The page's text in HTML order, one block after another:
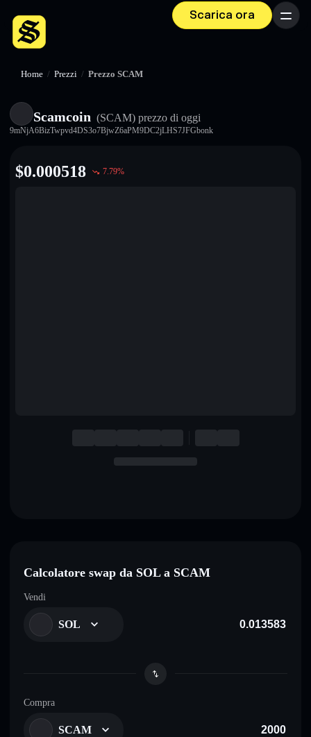
Scarica ora Menu
Home / Prezzi / Prezzo SCAM
Scamcoin (SCAM) prezzo di oggi
9mNjA6BizTwpvd4DS3o7BjwZ6aPM9DC2jLHS7JFGbonk
$0.000518 7.79%
Calcolatore swap da SOL a SCAM
Vendi
SOL
Compra
SCAM